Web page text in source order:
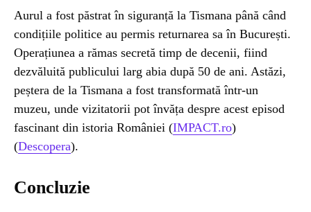
Aurul a fost păstrat în siguranță la Tismana până când
condițiile politice au permis returnarea sa în București.
Operațiunea a rămas secretă timp de decenii, fiind
dezvăluită publicului larg abia după 50 de ani. Astăzi,
peștera de la Tismana a fost transformată într-un
muzeu, unde vizitatorii pot învăța despre acest episod
fascinant din istoria României​ (IMPACT.ro)​​
(Descopera)​.
Concluzie